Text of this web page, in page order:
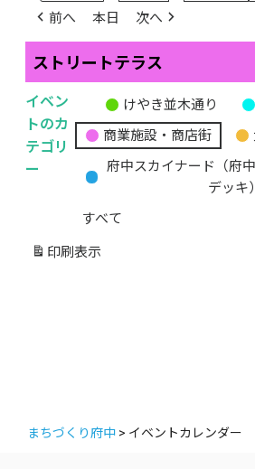
前へ 本日 次へ
ストリートテラス
イベン
トのカ
テゴリ
ー
題
カ
ゴ
リ
けやき並木通り
商業施設・商店街
府中スカイナード（府
デッキ）
すべて
印刷 表示
まちづくり府中 > イベントカレンダー